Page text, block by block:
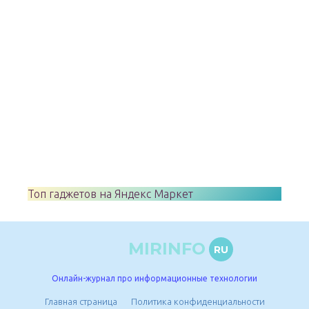
Топ гаджетов на Яндекс Маркет
MIRINFO RU
Онлайн-журнал про информационные технологии
Главная страница Политика конфиденциальности